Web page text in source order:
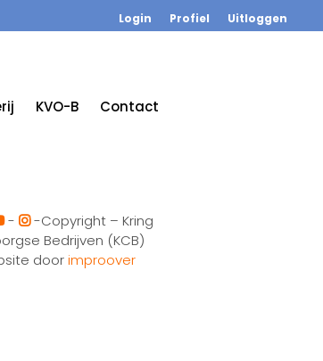
Login Profiel Uitloggen
KVO-B Contact
-
-Copyright – Kring
Bedrijven (KCB)
doorimproover